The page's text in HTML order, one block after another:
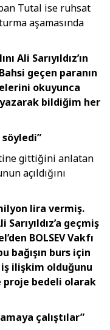
Tutal ise ruhsat
aşamasında
Ali Sarıyıldız’ın
geçen paranın
okuyunca
bildiğim her
gittiğini anlatan
açıldığını
lira vermiş.
geçmiş
BOLSEV Vakfı
bağışın burs için
iş ilişkim olduğunu
proje bedeli olarak
çalıştılar”